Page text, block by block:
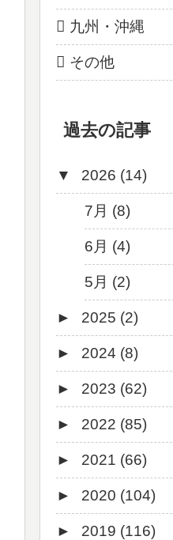
九州・沖縄
その他
過去の記事
▼ 2026 (14)
7月 (8)
6月 (4)
5月 (2)
► 2025 (2)
12月 (1)
6月 (1)
► 2024 (8)
8月 (1)
7月 (1)
5月 (2)
4月 (3)
3月 (1)
► 2023 (62)
9月 (1)
8月 (1)
7月 (8)
6月 (5)
► 2022 (85)
12月 (3)
10月 (1)
9月 (4)
► 2021 (66)
12月 (4)
11月 (8)
► 2020 (104)
12月 (7)
► 2019 (116)